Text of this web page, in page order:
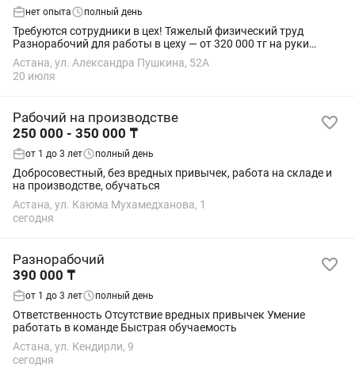
нет опыта полный день
Требуются сотрудники в цех! Тяжелый физический труд
Разнорабочий для работы в цеху — от 320 000 тг на руки
Оператор — от 350 000 тг на руки Адрес: ул. Пушкина 52а
(Созак 2) Звоните по номеру:
Астана, ул. Александра Пушкина, 52А
20 июля
Рабочий на производстве
250 000 - 350 000 ₸
от 1 до 3 лет полный день
Добросовестный, без вредных привычек, работа на складе и
на производстве, обучаться
Астана, ул. Каюма Мухамедханова, 1
сегодня
Разнорабочий
390 000 ₸
от 1 до 3 лет полный день
Ответственность Отсутствие вредных привычек Умение
работать в команде Быстрая обучаемость
Астана, ул. Кендирли, 9
сегодня